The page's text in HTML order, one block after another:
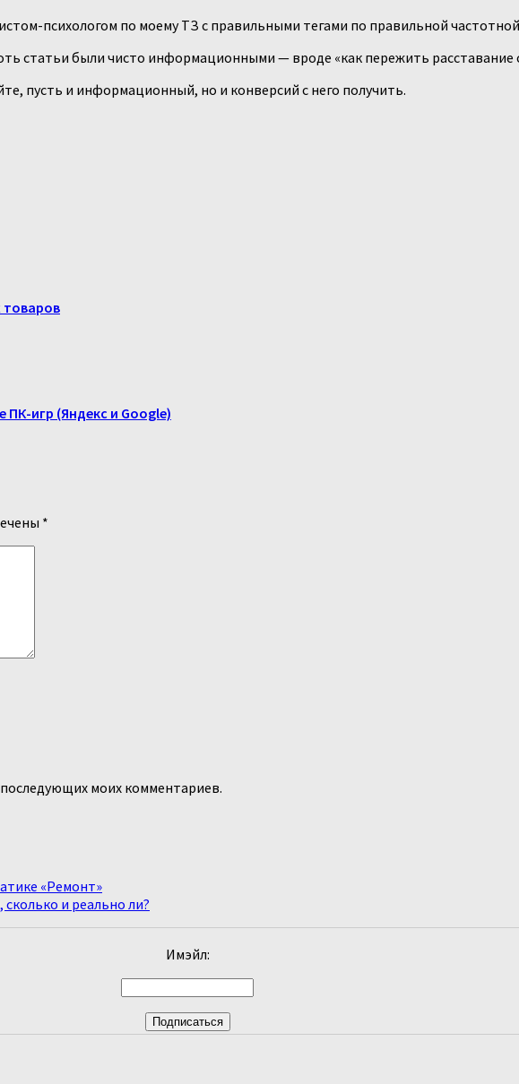
психологом по моему ТЗ с правильными тегами по правильной
статьи были чисто информационными — вроде «как пережить
пусть и информационный, но и конверсий с него получить.
товаров
игр (Яндекс и Google)
*
моих комментариев.
«Ремонт»
и реально ли?
Имэйл: